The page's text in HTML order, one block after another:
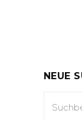
NEUE